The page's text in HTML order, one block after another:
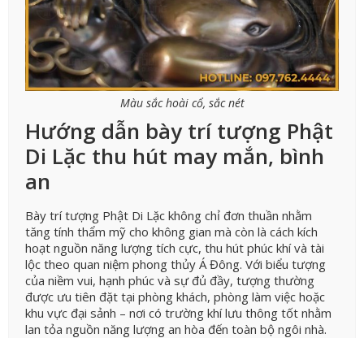
Màu sắc hoài cổ, sắc nét
Hướng dẫn bày trí tượng Phật
Di Lặc thu hút may mắn, bình
an
Bày trí tượng Phật Di Lặc không chỉ đơn thuần nhằm
tăng tính thẩm mỹ cho không gian mà còn là cách kích
hoạt nguồn năng lượng tích cực, thu hút phúc khí và tài
lộc theo quan niệm phong thủy Á Đông. Với biểu tượng
của niềm vui, hạnh phúc và sự đủ đầy, tượng thường
được ưu tiên đặt tại phòng khách, phòng làm việc hoặc
khu vực đại sảnh – nơi có trường khí lưu thông tốt nhằm
lan tỏa nguồn năng lượng an hòa đến toàn bộ ngôi nhà.